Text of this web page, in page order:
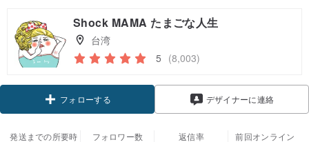
Shock MAMA たまごな人生
台湾
5 (8,003)
フォローする デザイナーに連絡
発送までの所要時
フォロワー数
返信率
前回オンライン